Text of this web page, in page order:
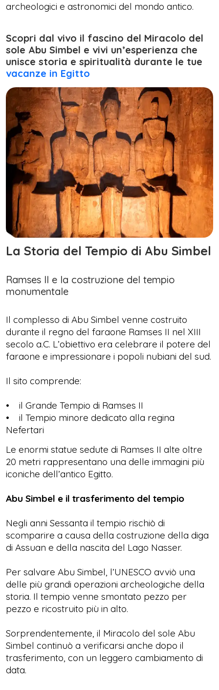
archeologici e astronomici del mondo antico.
Scopri dal vivo il fascino del Miracolo del
sole Abu Simbel e vivi un’esperienza che
unisce storia e spiritualità durante le tue
vacanze in Egitto
La Storia del Tempio di Abu Simbel
Ramses II e la costruzione del tempio
monumentale
Il complesso di Abu Simbel venne costruito
durante il regno del faraone Ramses II nel XIII
secolo a.C. L’obiettivo era celebrare il potere del
faraone e impressionare i popoli nubiani del sud.
Il sito comprende:
• il Grande Tempio di Ramses II
• il Tempio minore dedicato alla regina
Nefertari
Le enormi statue sedute di Ramses II alte oltre
20 metri rappresentano una delle immagini più
iconiche dell’antico Egitto.
Abu Simbel e il trasferimento del tempio
Negli anni Sessanta il tempio rischiò di
scomparire a causa della costruzione della diga
di Assuan e della nascita del Lago Nasser.
Per salvare Abu Simbel, l’UNESCO avviò una
delle più grandi operazioni archeologiche della
storia. Il tempio venne smontato pezzo per
pezzo e ricostruito più in alto.
Sorprendentemente, il Miracolo del sole Abu
Simbel continuò a verificarsi anche dopo il
trasferimento, con un leggero cambiamento di
data.